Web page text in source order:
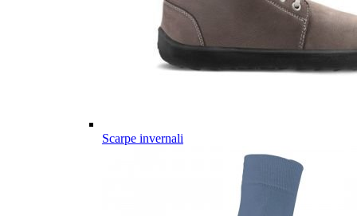
Scarpe invernali